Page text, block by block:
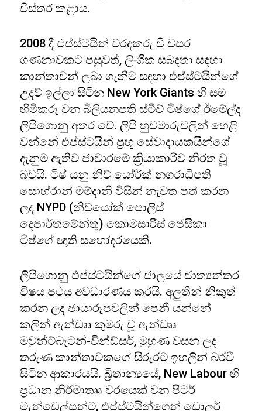
විස්තර කළාය.
2008 දී එප්ස්ටයින් වරදකරු වී වසර
ගණනාවකට පසුවත්, ලිංගික සබඳතා සඳහා
කාන්තාවන් ලබා ගැනීම සඳහා එප්ස්ටයින්ගේ
උදව් ඉල්ලා සිටින New York Giants හි සම
හිමිකරු වන බිලියනපති ස්ටීව් ටිෂ්ගේ ඊමේල්ද
ලිපිගොනු අතර වේ. ලිපි හුවමාරුවලින් හෙළි
වන්නේ එප්ස්ටයින් ප්‍රභූ සේවාදායකයින්ගේ
දැනුම ඇතිව ජාවාරමේ ක්‍රියාකාරීව නිරත වූ
බවයි. ටිෂ් යනු නිව් යෝර්ක් නගරාධිපති
සොහ්රාන් මම්දානි විසින් නැවත පත් කරන
ලද NYPD (නිව්යෝක් පොලිස්
දෙපාර්තමේන්තු) කොමසාරිස් ජෙසිකා
ටිෂ්ගේ ඥාති සහෝදරයෙකි.
ලිපිගොනු එප්ස්ටයින්ගේ ජාලයේ ජාත්‍යන්තර
විෂය පථය අවධාරණය කරයි. අලුතින් නිකුත්
කරන ලද ඡායාරූපවලින් පෙනී යන්නේ
කලින් ඇන්ඩෲ කුමරු වූ ඇන්ඩෲ
මවුන්ට්බැටන්-වින්ඩ්සර්, මුහුණ වසන ලද
තරුණ කාන්තාවකගේ සිරුරට ඉහලින් බරවී
සිටින ආකාරයයි. බ්‍රිතාන්‍යයේ, New Labour හි
ප්‍රධාන නිර්මාතෲ වරයෙක් වන පීටර්
මැන්ඩෙල්සන්ට, එප්ස්ටයින්ගෙන් ඩොලර්